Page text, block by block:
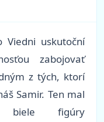
uskutoční
zabojovať
z tých, ktorí
Samir. Ten mal
biele figúry